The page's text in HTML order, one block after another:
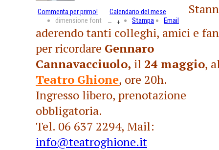
Commenta per primo! Calendario del mese
dimensione font Stampa Email
aderendo tanti colleghi, amici e
per ricordare Gennaro
Cannavacciuolo, il 24 maggio,
Teatro Ghione, ore 20h.
Ingresso libero, prenotazione
obbligatoria.
Tel. 06 637 2294, Mail:
info@teatroghione.it